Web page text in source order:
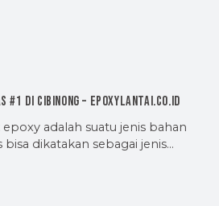
di Cibinong – EpoxyLantai.co.id
adalah suatu jenis bahan
bisa dikatakan sebagai jenis…